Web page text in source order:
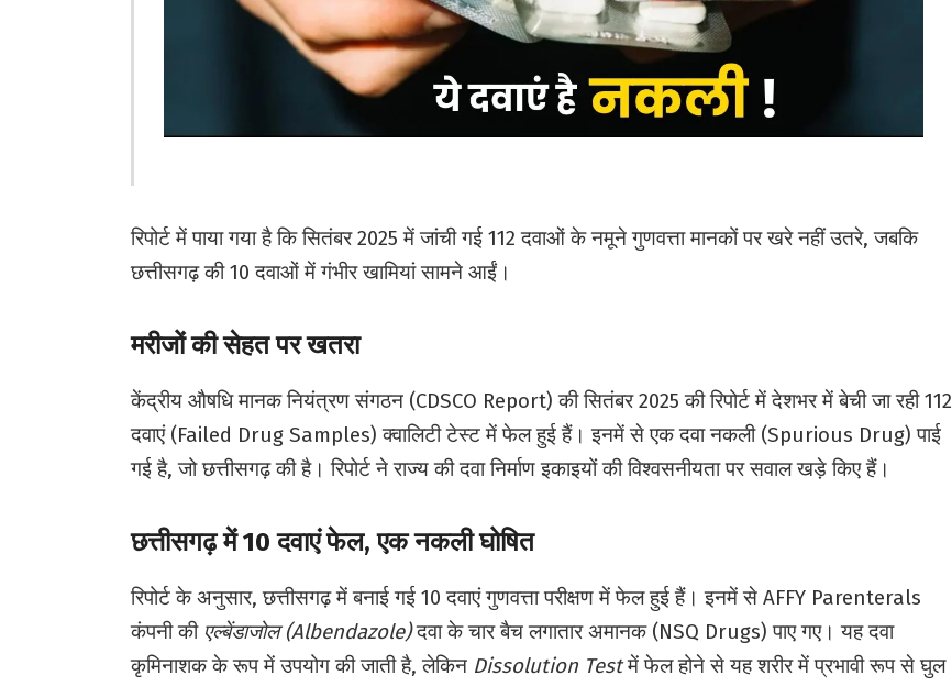
रिपोर्ट में पाया गया है कि सितंबर 2025 में जांची गई 112 दवाओं के नमूने गुणवत्ता मानकों पर खरे नहीं उतरे, जबकि
छत्तीसगढ़ की 10 दवाओं में गंभीर खामियां सामने आईं।
मरीजों की सेहत पर खतरा
केंद्रीय औषधि मानक नियंत्रण संगठन (CDSCO Report) की सितंबर 2025 की रिपोर्ट में देशभर में बेची जा रही 112
दवाएं (Failed Drug Samples) क्वालिटी टेस्ट में फेल हुई हैं। इनमें से एक दवा नकली (Spurious Drug) पाई
गई है, जो छत्तीसगढ़ की है। रिपोर्ट ने राज्य की दवा निर्माण इकाइयों की विश्वसनीयता पर सवाल खड़े किए हैं।
छत्तीसगढ़ में 10 दवाएं फेल, एक नकली घोषित
रिपोर्ट के अनुसार, छत्तीसगढ़ में बनाई गई 10 दवाएं गुणवत्ता परीक्षण में फेल हुई हैं। इनमें से AFFY Parenterals
कंपनी की एल्बेंडाजोल (Albendazole)दवा के चार बैच लगातार अमानक (NSQ Drugs) पाए गए। यह दवा
कृमिनाशक के रूप में उपयोग की जाती है, लेकिन Dissolution Testमें फेल होने से यह शरीर में प्रभावी रूप से घुल